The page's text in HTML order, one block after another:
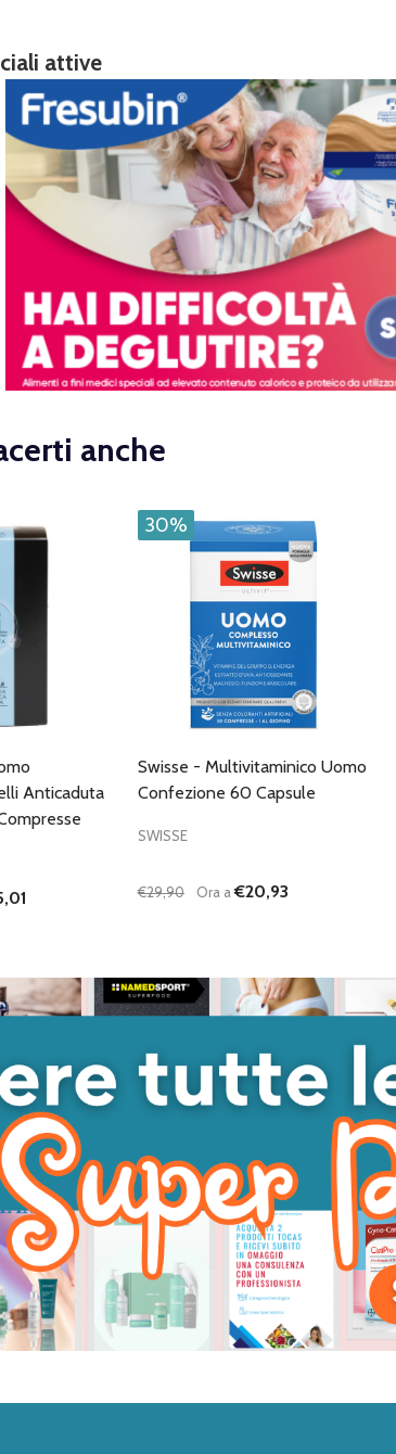
attive
anche
Anticaduta
30%
Swisse - Multivitaminico Uomo
Confezione 60 Capsule
SWISSE
€29,90 Ora a€20,93